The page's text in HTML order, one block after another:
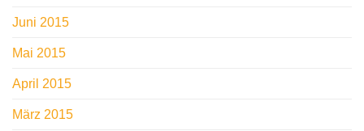
Juni 2015
Mai 2015
April 2015
März 2015